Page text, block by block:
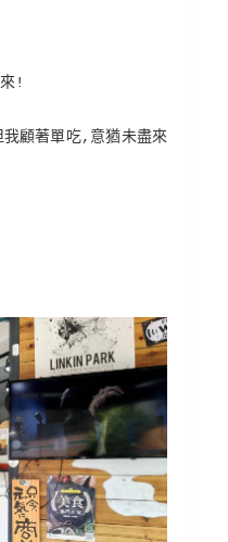
!
顧著單吃,意猶未盡來